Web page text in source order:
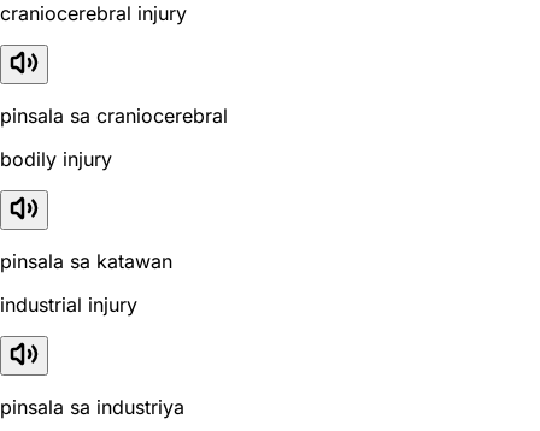
craniocerebral injury
pinsala sa craniocerebral
bodily injury
pinsala sa katawan
industrial injury
pinsala sa industriya